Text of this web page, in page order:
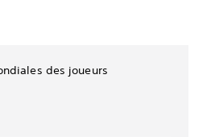
des joueurs